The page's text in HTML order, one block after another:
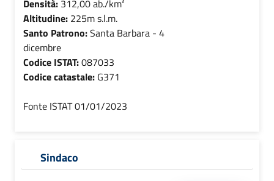
Densità: 312,00 ab./km²
Altitudine: 225m s.l.m.
Santo Patrono:Santa Barbara - 4
dicembre
Codice ISTAT:087033
Codice catastale: G371
Fonte ISTAT 01/01/2023
Sindaco